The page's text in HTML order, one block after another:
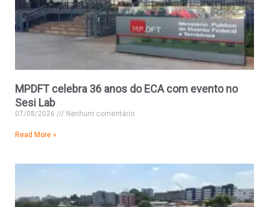
MPDFT celebra 36 anos do ECA com evento no
Sesi Lab
07/08/2026 Nenhum comentário
Read More »